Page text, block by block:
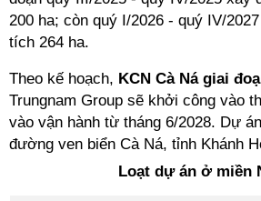
200 ha; còn quý I/2026 - quý IV/
tích 264 ha.
Theo kế hoạch, KCN Cà Ná giai
Trungnam Group sẽ khởi công vào
vào vận hành từ tháng 6/2028. Dự
đường ven biển Cà Ná, tỉnh Khánh
Loạt dự án ở miền